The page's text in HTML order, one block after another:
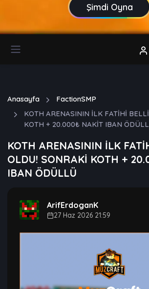
Şimdi Oyna
Anasayfa
FactionSMP
KOTH ARENASININ İLK FATİHİ
KOTH + 20.000₺ NAKİT IBAN
KOTH ARENASININ İLK
OLDU! SONRAKİ KOTH +
IBAN ÖDÜLLÜ
ArifErdoganK
27 Haz 2026 21:59